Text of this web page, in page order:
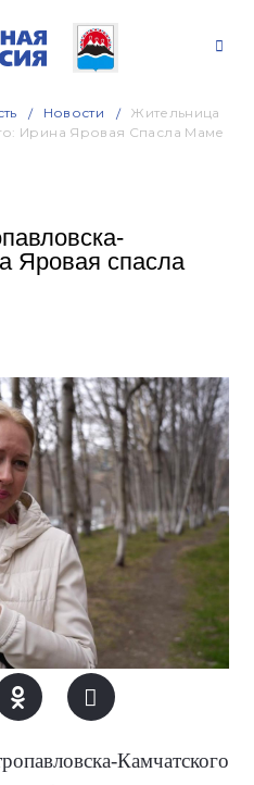
Новости
Жительница
Ирина Яровая Спасла Маме
Яровая спасла
Камчатского